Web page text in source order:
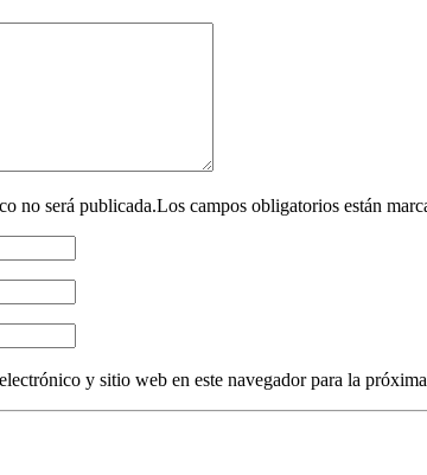
no será publicada.Los campos obligatorios están
y sitio web en este navegador para la